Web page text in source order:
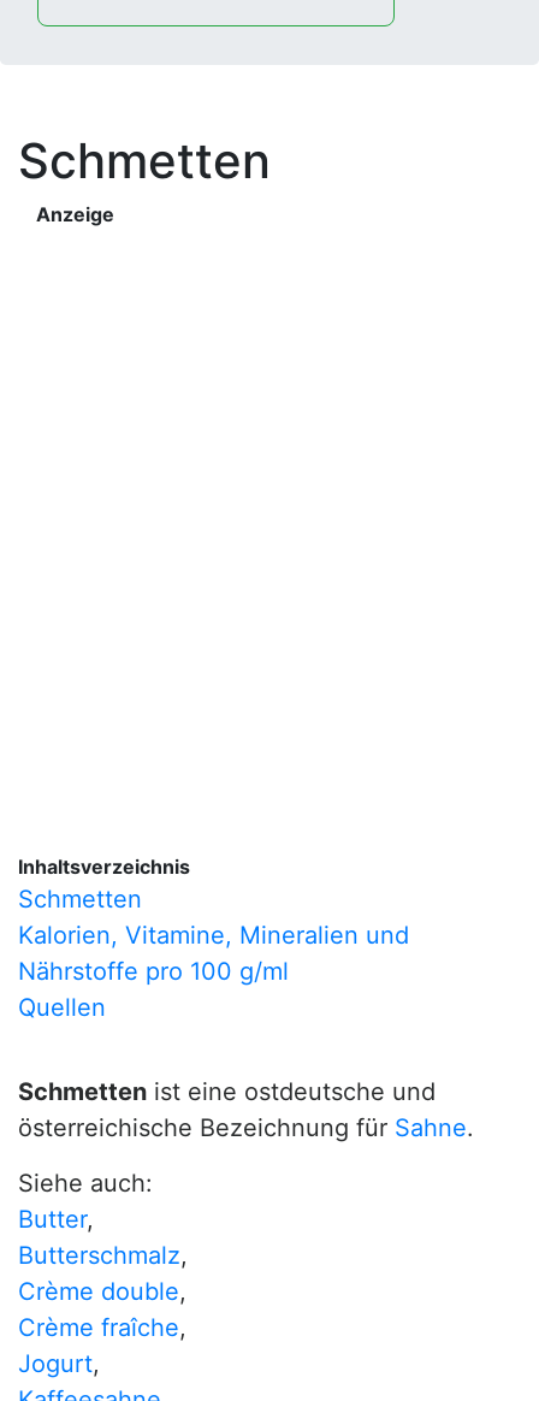
Schmetten
Anzeige
Inhaltsverzeichnis
Schmetten
Kalorien, Vitamine, Mineralien und
Nährstoffe pro 100 g/ml
Quellen
Schmetten ist eine ostdeutsche und
österreichische Bezeichnung für Sahne.
Siehe auch:
Butter,
Butterschmalz,
Crème double,
Crème fraîche,
Jogurt,